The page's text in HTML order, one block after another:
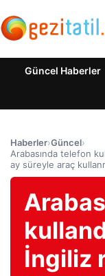
Güncel Haberler
Haberler›Güncel›
Arabasında telefon
ay süreyle araç
İngiliz